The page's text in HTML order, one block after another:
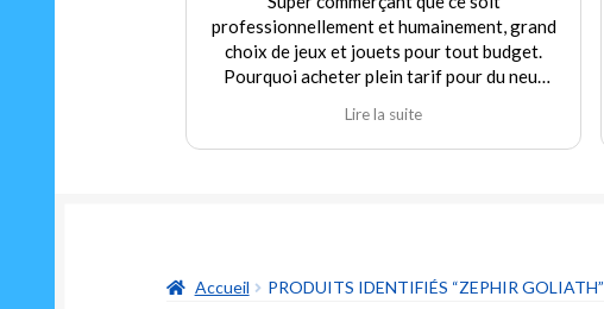
professionnellement et humainement, grand
choix de jeux et jouets pour tout budget.
Pourquoi acheter plein tarif pour du neuf
magasin de l'occasion en parfait état à prix
modéré! Encore merci au gérant qui
Lire la suite
Accueil PRODUITS IDENTIFIÉS “ZEPHIR GOLIATH”